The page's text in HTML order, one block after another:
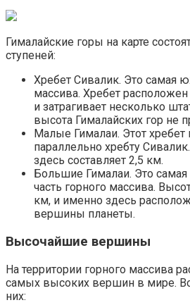
Гималайские горы на карте
ступеней:
Хребет Сивалик. Это самая
массива. Хребет
и затрагивает несколько
высота Гималайских гор не
Малые Гималаи. Этот хребет
параллельно хребту
здесь составляет 2,5 км.
Большие Гималаи. Это
часть горного массива.
км, и именно здесь
вершины планеты.
Высочайшие вершины
На территории горного массива
самых высоких вершин в мире.
них: